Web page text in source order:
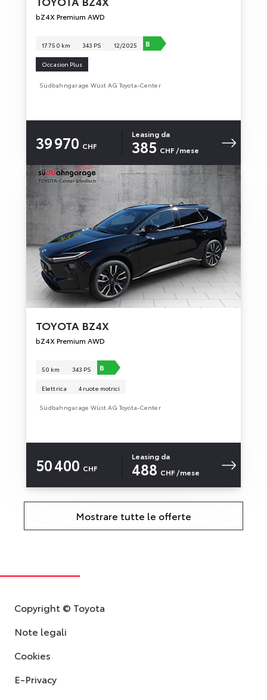
bZ4X Premium AWD
17 750 km 343 PS 12/2025 B
Occasion Plus
Südbahngarage Wüst AG Toyota-Center
39 970 CHF
Leasing da
385 CHF /mese
TOYOTA BZ4X
bZ4X Premium AWD
50 km 343 PS B
Elettrica 4 ruote motrici
Südbahngarage Wüst AG Toyota-Center
50 400 CHF
Leasing da
488 CHF /mese
Mostrare tutte le offerte
Copyright © Toyota
Note legali
Cookies
E-Privacy